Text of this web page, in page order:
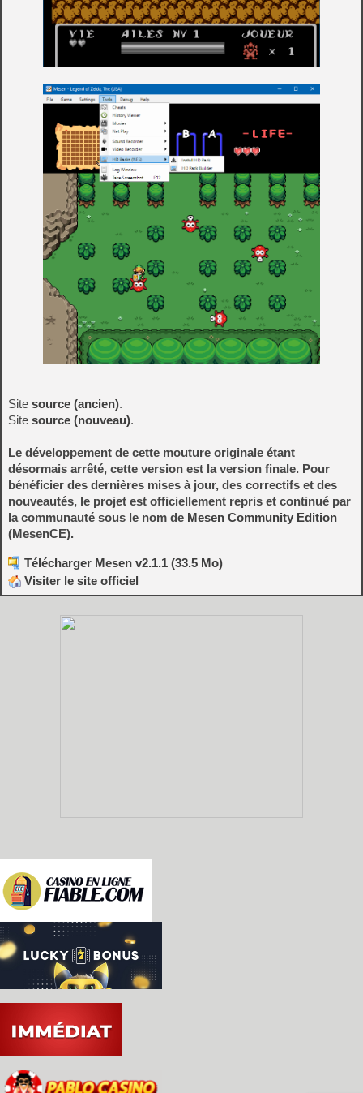
Site source (ancien).
Site source (nouveau).
Le développement de cette mouture originale étant
désormais arrêté, cette version est la version finale. Pour
bénéficier des dernières mises à jour, des correctifs et des
nouveautés, le projet est officiellement repris et continué par
la communauté sous le nom de Mesen Community Edition
(MesenCE).
Télécharger Mesen v2.1.1 (33.5 Mo)
Visiter le site officiel